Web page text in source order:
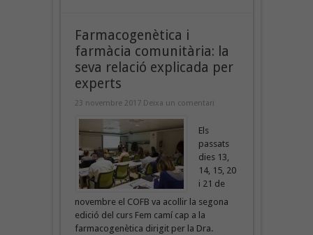
Farmacogenètica i
farmàcia comunitària: la
seva relació explicada per
experts
23 novembre 2017 Deixa un comentari
Els
passats
dies 13,
14, 15, 20
i 21 de
novembre el COFB va acollir la segona
edició del curs Fem camí cap a la
farmacogenètica dirigit per la Dra.